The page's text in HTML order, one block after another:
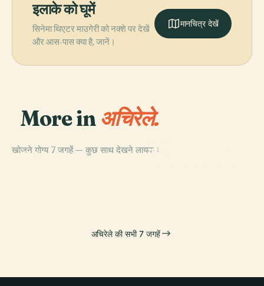
इलाके को घूमें
सिनेमा थिएटर माउगेरी को नक्शे पर देखें
और आस-पास क्या है, जानें।
मानचित्र देखें
More in अचिरेले.
खोजने योग्य 7 जगहें — कुछ साथ देखने लायक।
PLACE
ज़ेलांटिया पुस्तकालय
PLACE PLACE
अचिरेले की सभी 7 जगहें